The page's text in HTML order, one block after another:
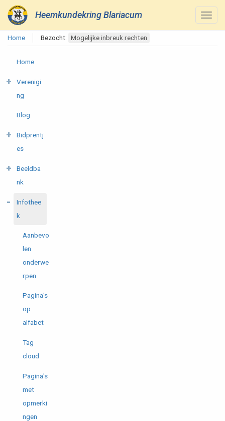
Heemkundekring Blariacum
Home Bezocht: Mogelijke inbreuk rechten
Home
Verenigi
ng
Blog
Bidprentj
es
Beeldba
nk
Infothee
k
Aanbevo
len
onderwe
rpen
Pagina's
op
alfabet
Tag
cloud
Pagina's
met
opmerki
ngen